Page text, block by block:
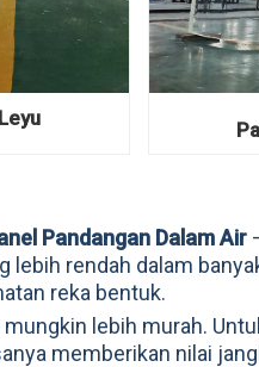
Pandangan Dalam Air
lebih rendah dalam
reka bentuk.
lebih murah.
memberikan nilai